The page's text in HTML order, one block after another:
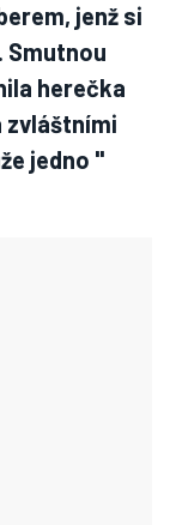
jenž si
Smutnou
herečka
zvláštními
jedno "